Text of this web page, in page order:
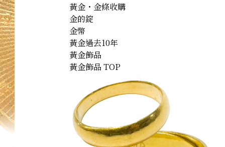
黃金・金條收購
金的錠
金幣
黃金過去10年
黃金飾品
黃金飾品 TOP